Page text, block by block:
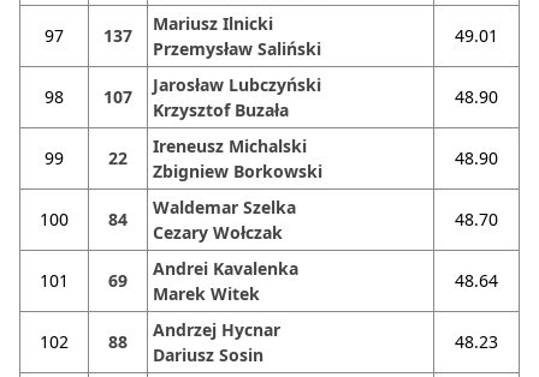
97 137
Mariusz Ilnicki
Przemysław Saliński
49.01
98 107
Jarosław Lubczyński
Krzysztof Buzała
48.90
99 22
Ireneusz Michalski
Zbigniew Borkowski
48.90
100 84
Waldemar Szelka
Cezary Wołczak
48.70
101 69
Andrei Kavalenka
Marek Witek
48.64
102 88
Andrzej Hycnar
Dariusz Sosin
48.23